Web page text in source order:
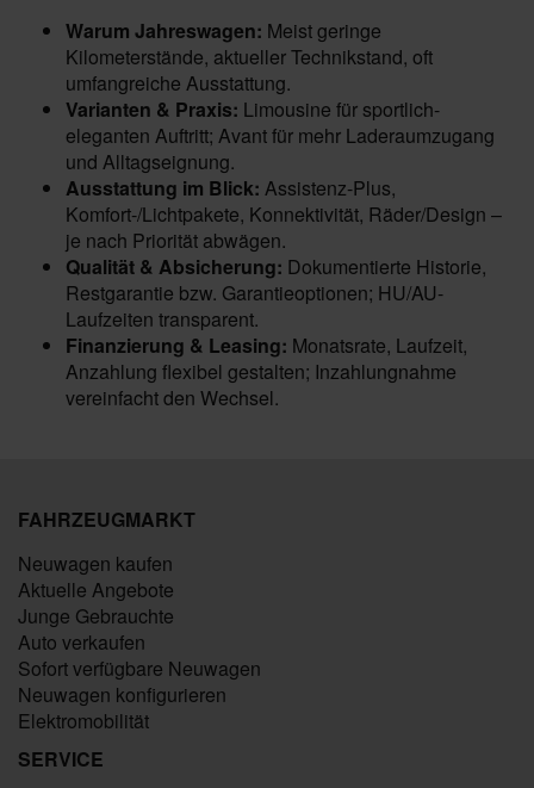
Warum Jahreswagen: Meist geringe
Kilometerstände, aktueller Technikstand, oft
umfangreiche Ausstattung.
Varianten & Praxis: Limousine für sportlich-
eleganten Auftritt; Avant für mehr Laderaumzugang
und Alltagseignung.
Ausstattung im Blick: Assistenz-Plus,
Komfort-/Lichtpakete, Konnektivität, Räder/Design –
je nach Priorität abwägen.
Qualität & Absicherung: Dokumentierte Historie,
Restgarantie bzw. Garantieoptionen; HU/AU-
Laufzeiten transparent.
Finanzierung & Leasing: Monatsrate, Laufzeit,
Anzahlung flexibel gestalten; Inzahlungnahme
vereinfacht den Wechsel.
FAHRZEUGMARKT
Neuwagen kaufen
Aktuelle Angebote
Junge Gebrauchte
Auto verkaufen
Sofort verfügbare Neuwagen
Neuwagen konfigurieren
Elektromobilität
SERVICE